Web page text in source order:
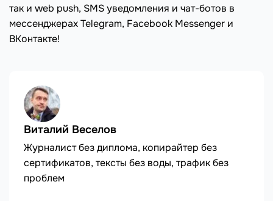
так и web push, SMS уведомления и чат-ботов в
мессенджерах Telegram, Facebook Messenger и
ВКонтакте!
Виталий Веселов
Журналист без диплома, копирайтер без
сертификатов, тексты без воды, трафик без
проблем